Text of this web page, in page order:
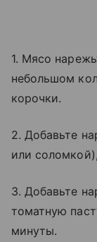
1. Мясо
небольшом
корочки.
2. Добавьте
или
3. Добавьте
томатную
минуты.